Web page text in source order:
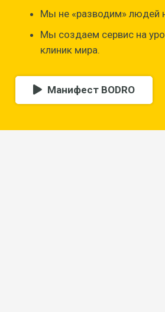
Мы не «разводим» людей
Мы создаем сервис на
клиник мира.
Манифест BODRO